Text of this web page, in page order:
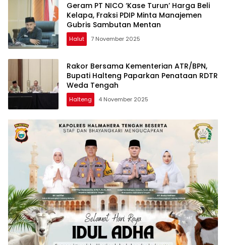
Geram PT NICO ‘Kase Turun’ Harga Beli
Kelapa, Fraksi PDIP Minta Manajemen
Gubris Sambutan Mentan
Halut 7 November 2025
Rakor Bersama Kementerian ATR/BPN,
Bupati Halteng Paparkan Penataan RDTR
Weda Tengah
Halteng 4 November 2025